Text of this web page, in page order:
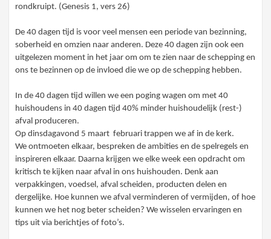
rondkruipt. (Genesis 1, vers 26)
De 40 dagen tijd is voor veel mensen een periode van bezinning,
soberheid en omzien naar anderen. Deze 40 dagen zijn ook een
uitgelezen moment in het jaar om om te zien naar de schepping en
ons te bezinnen op de invloed die we op de schepping hebben.
In de 40 dagen tijd willen we een poging wagen om met 40
huishoudens in 40 dagen tijd 40% minder huishoudelijk (rest-)
afval produceren.
Op dinsdagavond 5 maart februari trappen we af in de kerk.
We ontmoeten elkaar, bespreken de ambities en de spelregels en
inspireren elkaar. Daarna krijgen we elke week een opdracht om
kritisch te kijken naar afval in ons huishouden. Denk aan
verpakkingen, voedsel, afval scheiden, producten delen en
dergelijke. Hoe kunnen we afval verminderen of vermijden, of hoe
kunnen we het nog beter scheiden? We wisselen ervaringen en
tips uit via berichtjes of foto’s.